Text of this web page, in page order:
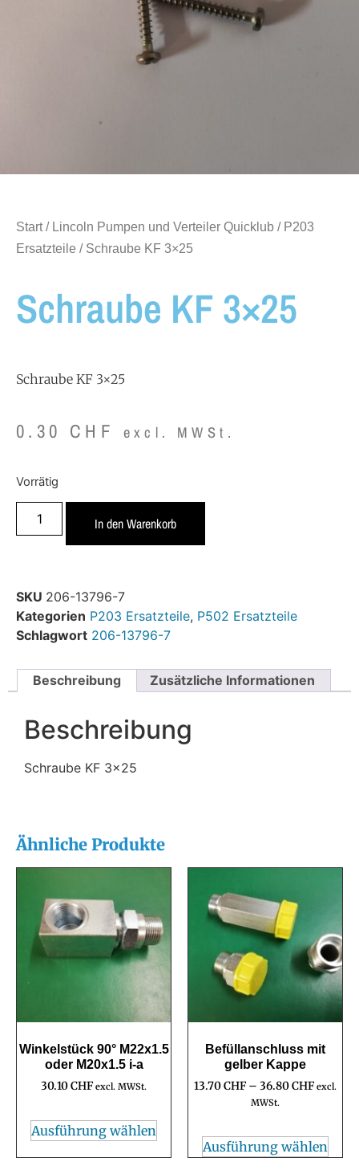
Start/ Lincoln Pumpen und Verteiler Quicklub / P203
Ersatzteile / Schraube KF 3×25
Schraube KF 3×25
Schraube KF 3×25
0.30 CHF excl. MWSt.
Vorrätig
In den Warenkorb
SKU 206-13796-7
Kategorien P203 Ersatzteile, P502 Ersatzteile
Schlagwort 206-13796-7
Beschreibung Zusätzliche Informationen
Beschreibung
Schraube KF 3×25
Ähnliche Produkte
Winkelstück 90° M22x1.5
oder M20x1.5 i-a
30.10CHF excl. MWSt.
Ausführung wählen
Befüllanschluss mit
gelber Kappe
13.70CHF – 36.80CHF excl.
MWSt.
Ausführung wählen